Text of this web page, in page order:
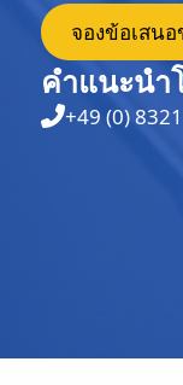
จองข้อเสน
คำแนะนำ
+49 (0)